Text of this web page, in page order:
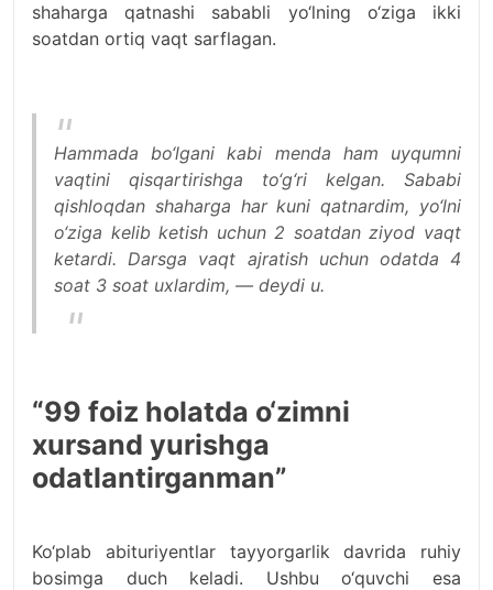
shaharga qatnashi sababli yo‘lning o‘ziga ikki
soatdan ortiq vaqt sarflagan.
Hammada bo‘lgani kabi menda ham uyqumni
vaqtini qisqartirishga to‘g‘ri kelgan. Sababi
qishloqdan shaharga har kuni qatnardim, yo‘lni
o‘ziga kelib ketish uchun 2 soatdan ziyod vaqt
ketardi. Darsga vaqt ajratish uchun odatda 4
soat 3 soat uxlardim, — deydi u.
“99 foiz holatda o‘zimni
xursand yurishga
odatlantirganman”
Ko‘plab abituriyentlar tayyorgarlik davrida ruhiy
bosimga duch keladi. Ushbu o‘quvchi esa